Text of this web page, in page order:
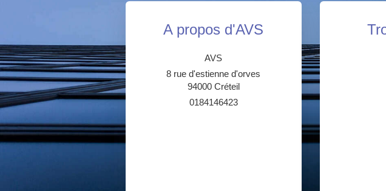
A propos d'AVS
AVS
8 rue d'estienne d'orves
94000 Créteil
0184146423